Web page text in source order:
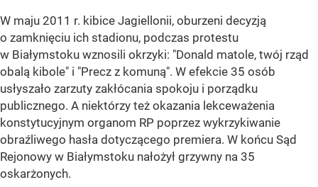
W maju 2011 r. kibice Jagiellonii, oburzeni decyzją
o zamknięciu ich stadionu, podczas protestu
w Białymstoku wznosili okrzyki: "Donald matole, twój rząd
obalą kibole" i "Precz z komuną". W efekcie 35 osób
usłyszało zarzuty zakłócania spokoju i porządku
publicznego. A niektórzy też okazania lekceważenia
konstytucyjnym organom RP poprzez wykrzykiwanie
obraźliwego hasła dotyczącego premiera. W końcu Sąd
Rejonowy w Białymstoku nałożył grzywny na 35
oskarżonych.